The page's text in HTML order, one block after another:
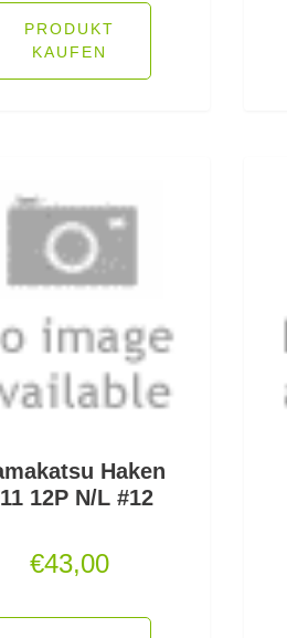
PRODUKT
KAUFEN
Haken
12P N/L #12
€43,00